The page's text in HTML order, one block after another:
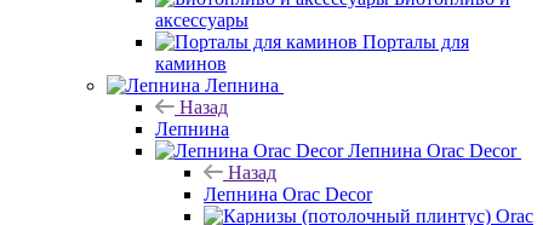
аксессуары
Порталы для
каминов
Лепнина
Назад
Лепнина
Лепнина Orac Decor
Назад
Лепнина Orac Decor